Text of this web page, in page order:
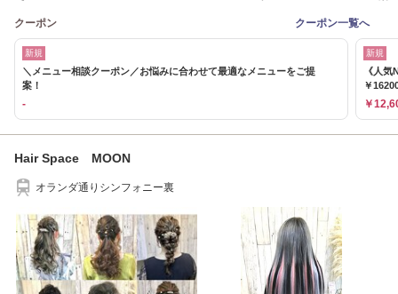
クーポン クーポン一覧へ
新規
＼メニュー相談クーポン／お悩みに合わせて最適なメニューをご提
案！
-
新規
《人
￥
￥
Hair Space MOON
オランダ通りシンフォニー裏